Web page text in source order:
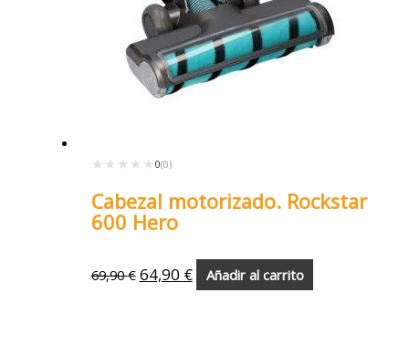
★★★★★
★★★★★ 0(0)
Cabezal motorizado. Rockstar
600 Hero
69,90€ 64,90 € Añadir al carrito